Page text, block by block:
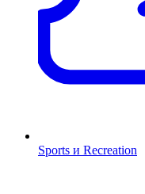
Sports и Recreation